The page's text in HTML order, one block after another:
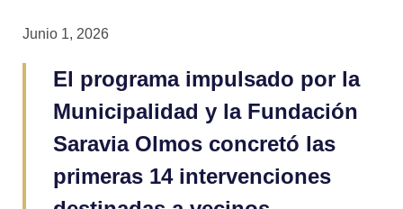
Junio 1, 2026
El programa impulsado por la
Municipalidad y la Fundación
Saravia Olmos concretó las
primeras 14 intervenciones